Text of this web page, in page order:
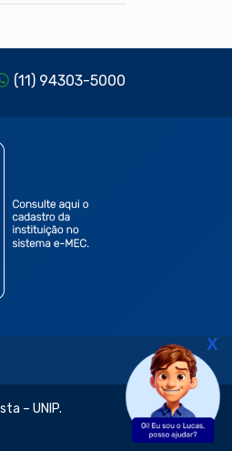
(11) 94303-5000
– UNIP.
X